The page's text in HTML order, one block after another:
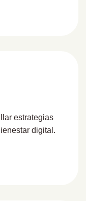
estrategias
digital.